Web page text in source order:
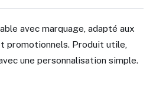
avec marquage, adapté aux
promotionnels. Produit utile,
une personnalisation simple.